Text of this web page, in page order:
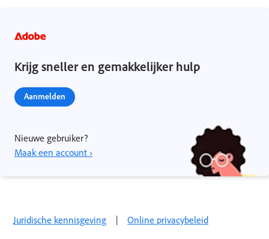
Krijg sneller en gemakkelijker hulp
Aanmelden
Nieuwe gebruiker?
Maak een account ›
Juridische kennisgeving | Online privacybeleid